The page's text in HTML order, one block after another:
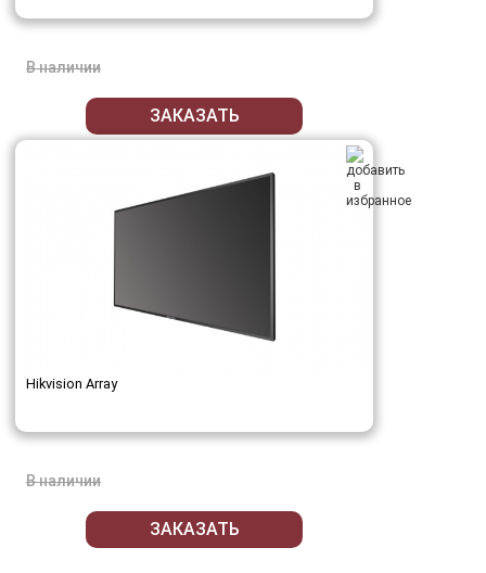
В наличии
ЗАКАЗАТЬ
Hikvision Array
В наличии
ЗАКАЗАТЬ